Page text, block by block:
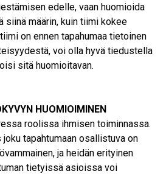
edelle, vaan huomioida
siinä määrin, kuin tiimi kokee
on ennen tapahumaa tietoinen
voi olla hyvä tiedustella
sitä huomioitavan.
HUOMIOIMINEN
roolissa ihmisen toiminnassa.
tapahtumaan osallistuva on
ja heidän erityinen
tietyissä asioissa voi